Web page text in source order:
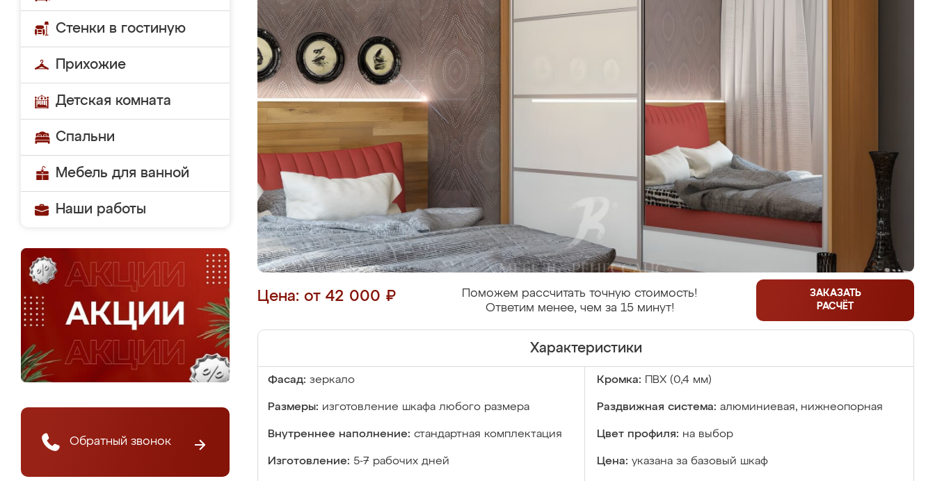
Стенки в гостиную
Прихожие
Детская комната
Спальни
Мебель для ванной
Наши работы
Обратный звонок
Цена: от 42 000 ₽
Поможем рассчитать точную стоимость!
Ответим менее, чем за 15 минут!
ЗАКАЗАТЬ
РАСЧЁТ
Характеристики
Фасад: зеркало Кромка: ПВХ (0,4 мм)
Размеры: изготовление шкафа любого размера Раздвижная система: алюминиевая, нижнеопорная
Внутреннее наполнение: стандартная комплектация Цвет профиля: на выбор
Изготовление: 5-7 рабочих дней Цена: указана за базовый шкаф